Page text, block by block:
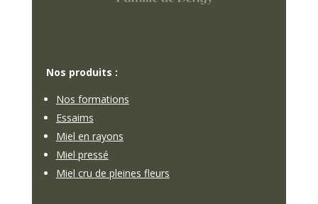
Nos produits :
Nos formations
Essaims
Miel en rayons
Miel pressé
Miel cru de pleines fleurs